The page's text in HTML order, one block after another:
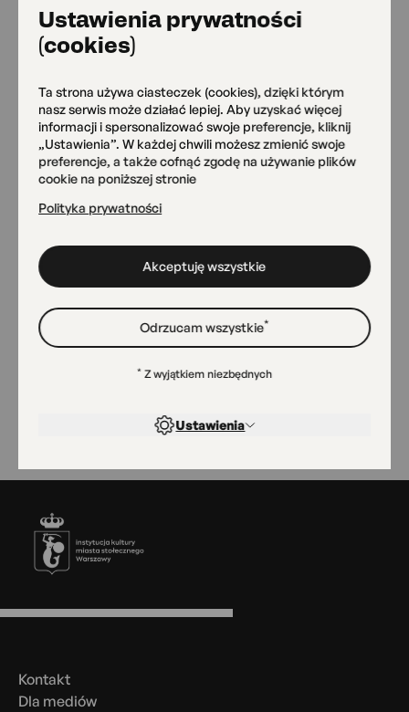
Ustawienia prywatności
(cookies)
Ta strona używa ciasteczek (cookies), dzięki którym
nasz serwis może działać lepiej. Aby uzyskać więcej
informacji i spersonalizować swoje preferencje, kliknij
„Ustawienia”. W każdej chwili możesz zmienić swoje
preferencje, a także cofnąć zgodę na używanie plików
cookie na poniższej stronie
Polityka prywatności
Akceptuję wszystkie
Odrzucam wszystkie*
Ustawienia
* Z wyjątkiem niezbędnych
Grójecka 109
Pracownia Ceramiki
AngobA
Przemyska 18
Magazyn Sztuk
Sala widowiskowa
Stopka
Menu
Kontakt
Dla mediów